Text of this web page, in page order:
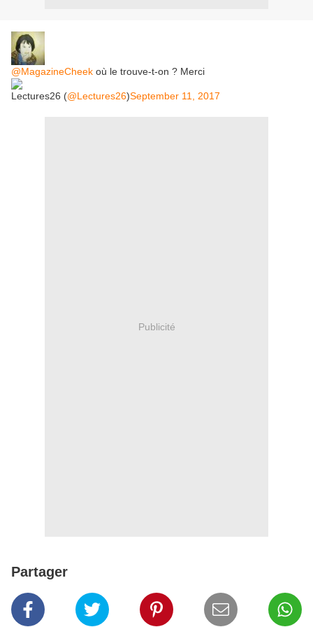
@MagazineCheek où le trouve-t-on ? Merci
Lectures26 (@Lectures26)September 11, 2017
Publicité
Partager